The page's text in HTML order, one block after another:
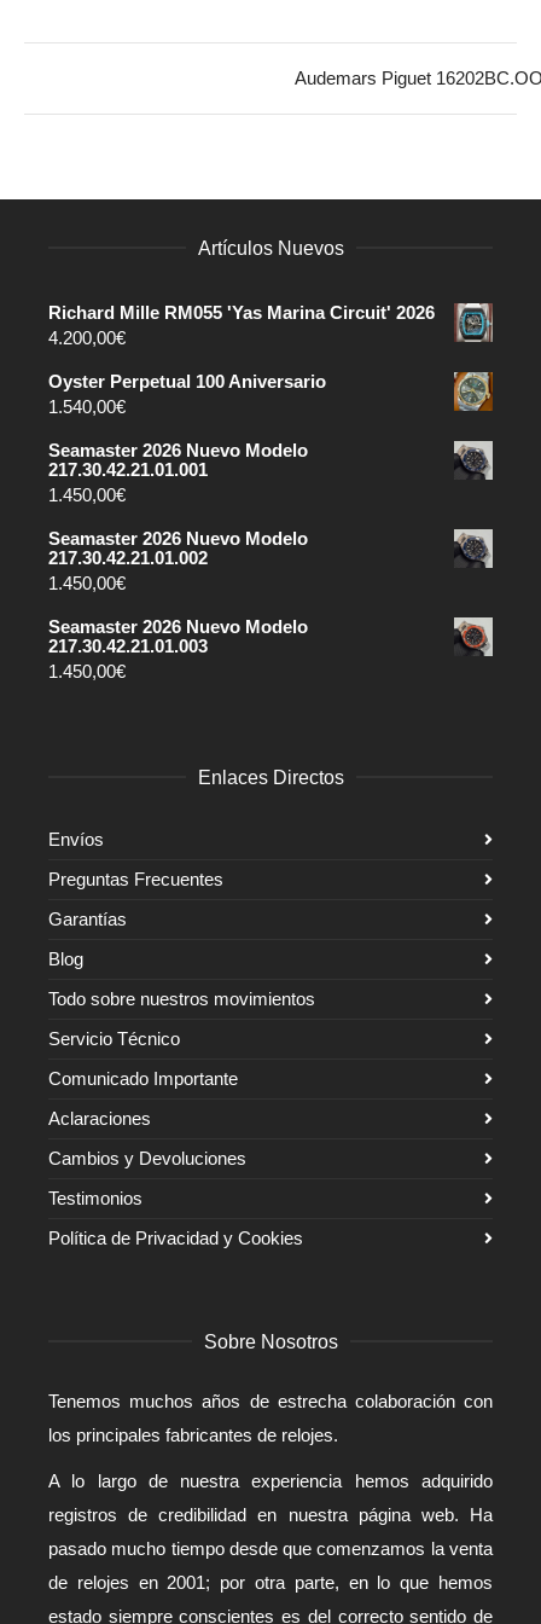
Audemars Piguet
Artículos Nuevos
Richard Mille RM055 'Yas Marina Circuit' 2026
4.200,00€
Oyster Perpetual 100 Aniversario
1.540,00€
Seamaster 2026 Nuevo Modelo
217.30.42.21.01.001
1.450,00€
Seamaster 2026 Nuevo Modelo
217.30.42.21.01.002
1.450,00€
Seamaster 2026 Nuevo Modelo
217.30.42.21.01.003
1.450,00€
Enlaces Directos
Envíos
Preguntas Frecuentes
Garantías
Blog
Todo sobre nuestros movimientos
Servicio Técnico
Comunicado Importante
Aclaraciones
Cambios y Devoluciones
Testimonios
Política de Privacidad y Cookies
Sobre Nosotros
Tenemos muchos años de estrecha colaboración con
los principales fabricantes de relojes.
A lo largo de nuestra experiencia hemos adquirido
registros de credibilidad en nuestra página web. Ha
pasado mucho tiempo desde que comenzamos la venta
de relojes en 2001; por otra parte, en lo que hemos
estado siempre conscientes es del correcto sentido de